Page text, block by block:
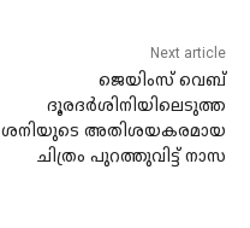
Next article
ജെയിംസ് വെബ്
ദൂരദർശിനിയിലെടുത്ത
ശനിയുടെ അതിശയകരമായ
ചിത്രം പുറത്തുവിട്ട് നാസ